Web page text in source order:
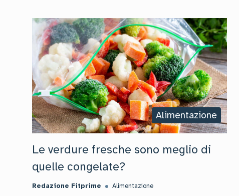
Alimentazione
Le verdure fresche sono meglio di
quelle congelate?
Redazione Fitprime Alimentazione